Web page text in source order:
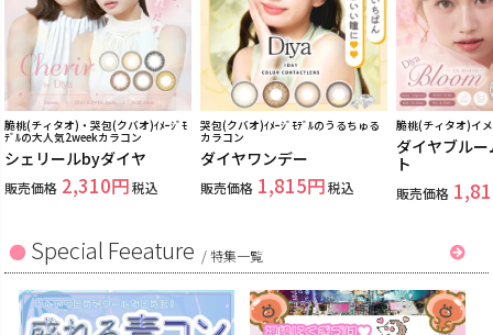
脆桃(チィタオ)・哭包(クバオ)ｲﾒｰｼﾞﾓ
ﾃﾞﾙの大人気2weekカラコン
シェリールbyダイヤ
販売価格 2,310 税込
哭包(クバオ)ｲﾒｰｼﾞﾓﾃﾞﾙのうるちゅる
カラコン
ダイヤワンデー
販売価格 1,815 税込
脆桃(チィタオ)イ
ダイヤブル
ト
販売価格
Special Feeature /特集一覧